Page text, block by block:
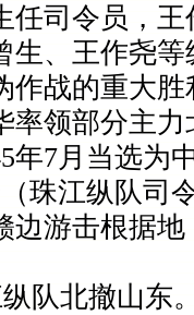
任司令员，
生、王作尧
战的重大胜
率领部分主
年7月当选为
珠江纵队司
边游击根据
队北撤山东